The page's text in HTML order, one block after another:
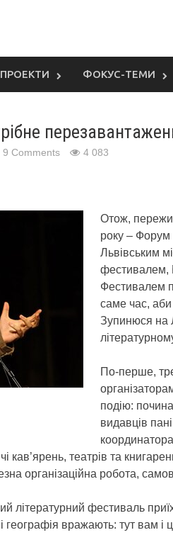
ФОКУС-ТЕМИ
9 Comments 4 083
Отож,
року – Форум
Львівським
фестивалем,
Фестивалем
саме час, аби
Зупинюся на
По-перше,
подію:
видавців
кав’ярень, театрів та
організаційна робота,
літературний фестиваль
географія вражають: тут вам